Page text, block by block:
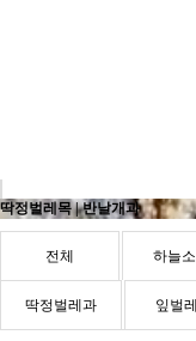
딱정벌레목 | 반날개과
전체 하늘
딱정벌레과 잎벌